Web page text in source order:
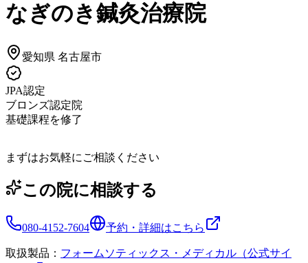
なぎのき鍼灸治療院
愛知県 名古屋市
JPA認定
ブロンズ認定院
基礎課程を修了
まずはお気軽にご相談ください
この院に相談する
080-4152-7604 予約・詳細はこちら
取扱製品： フォームソティックス・メディカル（公式サイ